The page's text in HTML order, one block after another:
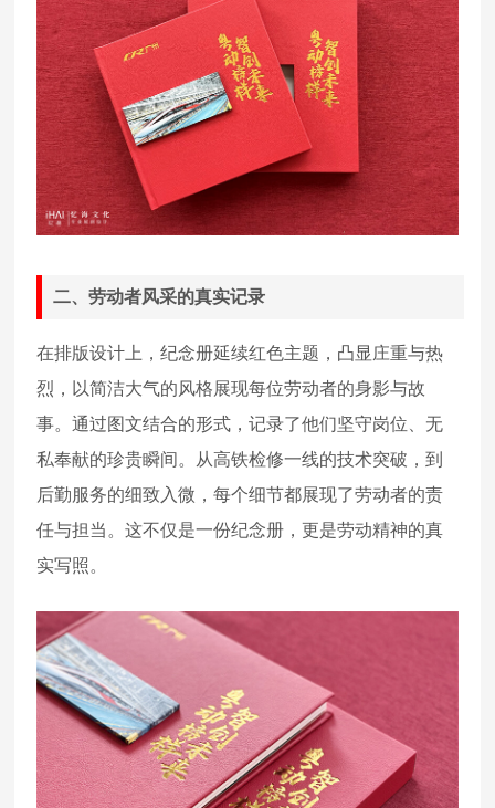
二、劳动者风采的真实记录
在排版设计上，纪念册延续红色主题，凸显庄重与热
烈，以简洁大气的风格展现每位劳动者的身影与故
事。通过图文结合的形式，记录了他们坚守岗位、无
私奉献的珍贵瞬间。从高铁检修一线的技术突破，到
后勤服务的细致入微，每个细节都展现了劳动者的责
任与担当。这不仅是一份纪念册，更是劳动精神的真
实写照。